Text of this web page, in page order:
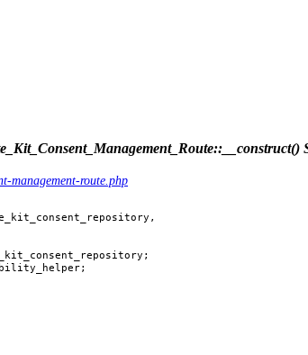
management-route.php